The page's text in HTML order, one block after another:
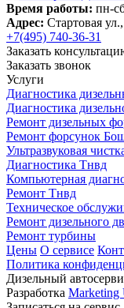
Время работы: пн-
Адрес: Стартовая
+7(495) 740-36-31
Заказать
Заказать звонок
Услуги
Диагностика
Диагностика
Ремонт дизельных
Ремонт форсунок
Ультразвуковая
Диагностика Тнвд
Компьютерная
Ремонт Тнвд
Техническое
Ремонт дизельного
Ремонт турбины
Цены О сервисе
Политика
Дизельный
Разработка Marketing